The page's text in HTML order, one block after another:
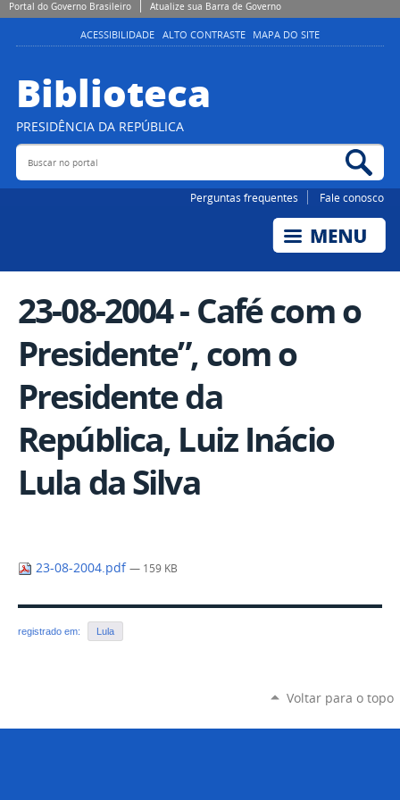
Portal do Governo Brasileiro Atualize sua Barra de Governo
ACESSIBILIDADE ALTO CONTRASTE MAPA DO SITE
Biblioteca
PRESIDÊNCIA DA REPÚBLICA
Buscar no portal
Perguntas frequentes Fale conosco
23-08-2004 - Café com o
Presidente”, com o
Presidente da
República, Luiz Inácio
Lula da Silva
23-08-2004.pdf — 159 KB
registrado em: Lula
Voltar para o topo